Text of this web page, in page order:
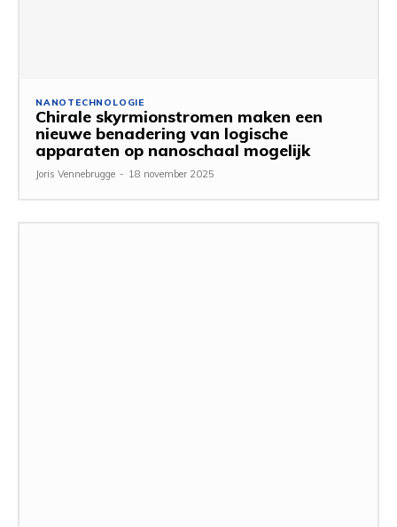
NANOTECHNOLOGIE
Chirale skyrmionstromen maken een
nieuwe benadering van logische
apparaten op nanoschaal mogelijk
Joris Vennebrugge - 18 november 2025